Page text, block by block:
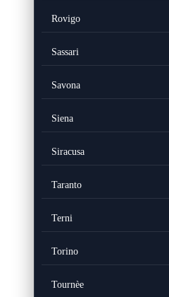
Rovigo
Sassari
Savona
Siena
Siracusa
Taranto
Terni
Torino
Tournèe